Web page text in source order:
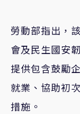
勞動部指出，
會及民生國安
提供包含鼓勵
就業、協助初
措施。